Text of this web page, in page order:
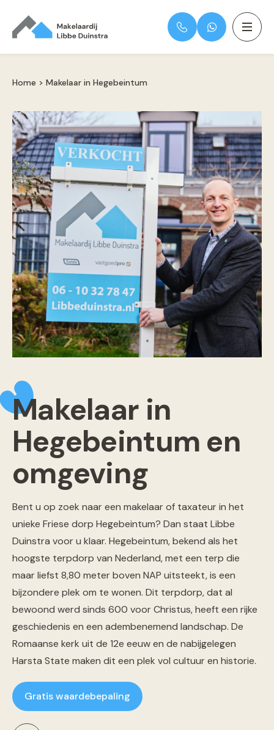
Home > Makelaar in Hegebeintum
Makelaar in
Hegebeintum en
omgeving
Bent u op zoek naar een makelaar of taxateur in het
unieke Friese dorp Hegebeintum? Dan staat Libbe
Duinstra voor u klaar. Hegebeintum, bekend als het
hoogste terpdorp van Nederland, met een terp die
maar liefst 8,80 meter boven NAP uitsteekt, is een
bijzondere plek om te wonen. Dit terpdorp, dat al
bewoond werd sinds 600 voor Christus, heeft een rijke
geschiedenis en een adembenemend landschap. De
Romaanse kerk uit de 12e eeuw en de nabijgelegen
Harsta State maken dit een plek vol cultuur en historie.
Gratis waardebepaling